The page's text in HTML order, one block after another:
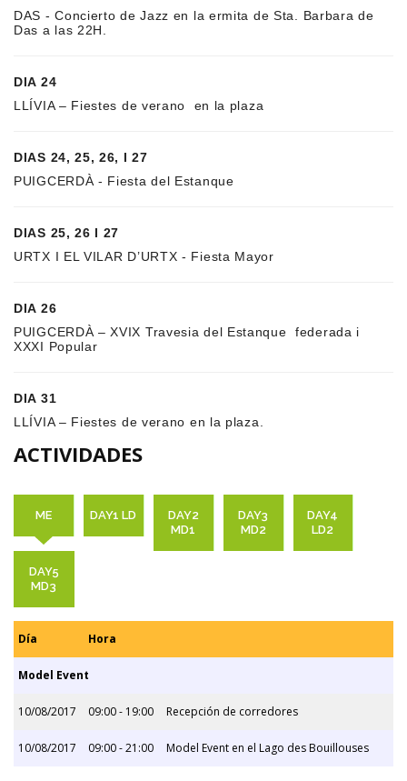
DAS - Concierto de Jazz en la ermita de Sta. Barbara de
Das a las 22H.
DIA 24
LLÍVIA – Fiestes de verano en la plaza
DIAS 24, 25, 26, I 27
PUIGCERDÀ - Fiesta del Estanque
DIAS 25, 26 I 27
URTX I EL VILAR D’URTX - Fiesta Mayor
DIA 26
PUIGCERDÀ – XVIX Travesia del Estanque federada i
XXXI Popular
DIA 31
LLÍVIA – Fiestes de verano en la plaza.
ACTIVIDADES
ME DAY1 LD
DAY2
MD1
DAY3
MD2
DAY4
LD2
DAY5
MD3
Día Hora
Model Event
10/08/2017 09:00 - 19:00 Recepción de corredores
10/08/2017 09:00 - 21:00 Model Event en el Lago des Bouillouses